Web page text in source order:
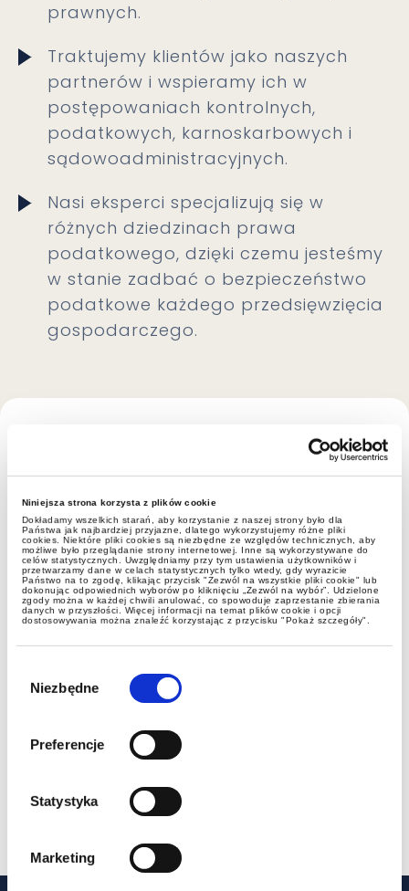
Niniejsza strona korzysta z plików cookie
Dokładamy wszelkich starań, aby korzystanie z naszej strony było dla
Państwa jak najbardziej przyjazne, dlatego wykorzystujemy różne pliki
cookies. Niektóre pliki cookies są niezbędne ze względów technicznych, aby
możliwe było przeglądanie strony internetowej. Inne są wykorzystywane do
celów statystycznych. Uwzględniamy przy tym ustawienia użytkowników i
przetwarzamy dane w celach statystycznych tylko wtedy, gdy wyrazicie
Państwo na to zgodę, klikając przycisk "Zezwól na wszystkie pliki cookie" lub
dokonując odpowiednich wyborów po kliknięciu „Zezwól na wybór”. Udzielone
zgody można w każdej chwili anulować, co spowoduje zaprzestanie zbierania
danych w przyszłości. Więcej informacji na temat plików cookie i opcji
dostosowywania można znaleźć korzystając z przycisku "Pokaż szczegóły".
zgody
Niezbędne
Preferencje
Statystyka
Marketing
prawnych.
Traktujemy klientów jako naszych
partnerów i wspieramy ich w
postępowaniach kontrolnych,
podatkowych, karnoskarbowych i
sądowoadministracyjnych.
Nasi eksperci specjalizują się w
różnych dziedzinach prawa
podatkowego, dzięki czemu jesteśmy
w stanie zadbać o bezpieczeństwo
podatkowe każdego przedsięwzięcia
gospodarczego.
Auszeichnungen und
Rankings
Rechtsteams, einschließlich
Einzelauszeichnungen